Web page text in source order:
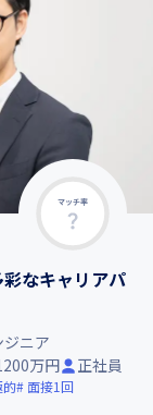
マッチ率
彩なキャリアパ
ニア
万円 正社員
的
面接1回